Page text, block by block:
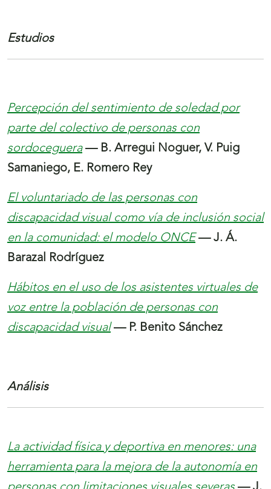
Estudios
Percepción del sentimiento de soledad por
parte del colectivo de personas con
sordoceguera — B. Arregui Noguer, V. Puig
Samaniego, E. Romero Rey
El voluntariado de las personas con
discapacidad visual como vía de inclusión social
en la comunidad: el modelo ONCE — J. Á.
Barazal Rodríguez
Hábitos en el uso de los asistentes virtuales de
voz entre la población de personas con
discapacidad visual — P. Benito Sánchez
Análisis
La actividad física y deportiva en menores: una
herramienta para la mejora de la autonomía en